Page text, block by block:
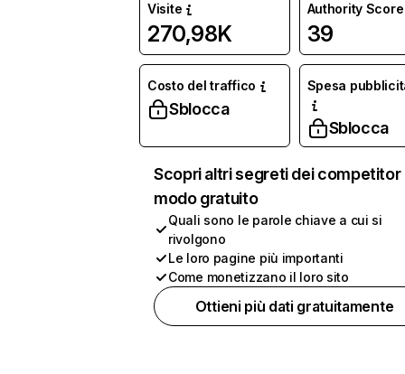
Visite
270,98K
Authority Score
39
Costo del traffico
Sblocca
Spesa
Sblocca
Scopri altri segreti dei competitor
modo gratuito
Quali sono le parole chiave a cui si
rivolgono
Le loro pagine più importanti
Come monetizzano il loro sito
Ottieni più dati gratuitamente